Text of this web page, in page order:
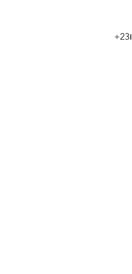
*תתאפשר כניסה של 18+ בקניית כרטיס מראש. קניית כרטיס בכניסה תתאפשר לגילאי 21+ באמצע שבוע ו23+